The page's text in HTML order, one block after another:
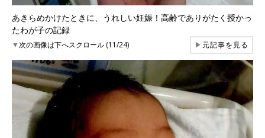
あきらめかけたときに、うれしい妊娠！高齢でありがたく授かっ
たわが子の記録
▼次の画像は下へスクロール (11/24) ▶元記事を見る